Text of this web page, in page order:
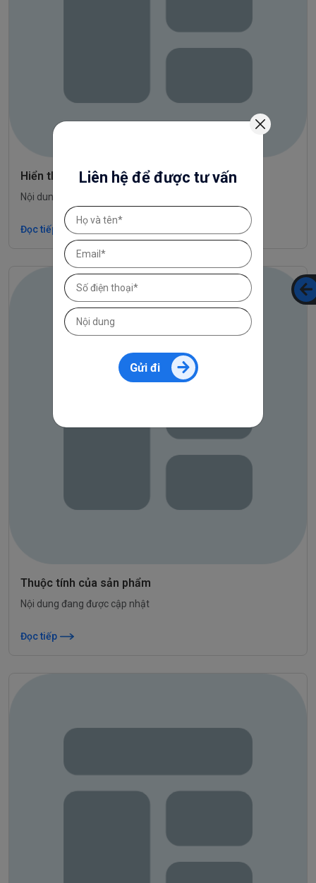
Hiển thị thuộc tính sản phẩm
Nội dung đang được cập nhật
Đọc tiếp
Thuộc tính của sản phẩm
Nội dung đang được cập nhật
Đọc tiếp